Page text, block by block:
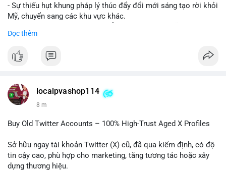
- Sự thiếu hụt khung pháp lý thúc đẩy đổi mới sáng tạo rời khỏi
Mỹ, chuyển sang các khu vực khác.
trường khi Mỹ còn đang lúng túng về luật pháp.
#binancesquare #blockchain
#vlikevn #titanbot
📰 Nguồn: Cointelegraph
Đọc thêm
localpvashop114
8 m
Buy Old Twitter Accounts – 100% High-Trust Aged X Profiles
Sở hữu ngay tài khoản Twitter (X) cũ, đã qua kiểm định, có độ
tin cậy cao, phù hợp cho marketing, tăng tương tác hoặc xây
dựng thương hiệu.